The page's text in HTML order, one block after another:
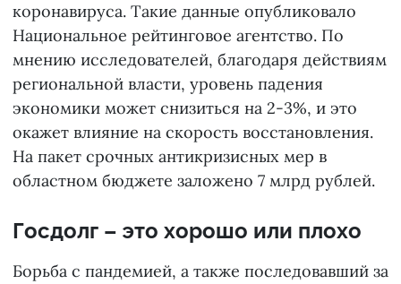
коронавируса. Такие данные опубликовало
Национальное рейтинговое агентство. По
мнению исследователей, благодаря действиям
региональной власти, уровень падения
экономики может снизиться на 2-3%, и это
окажет влияние на скорость восстановления.
На пакет срочных антикризисных мер в
областном бюджете заложено 7 млрд рублей.
Госдолг – это хорошо или плохо
Борьба с пандемией, а также последовавший за